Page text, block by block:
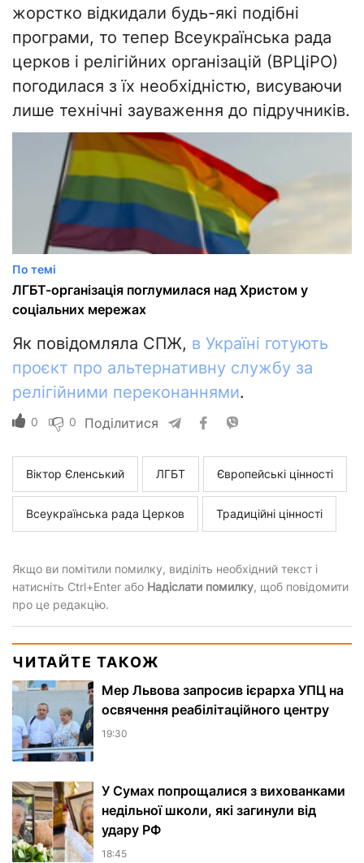
жорстко відкидали будь-які подібні
програми, то тепер Всеукраїнська рада
церков і релігійних організацій (ВРЦіРО)
погодилася з їх необхідністю, висуваючи
лише технічні зауваження до підручників.
По темі
ЛГБТ-організація поглумилася над Христом у
соціальних мережах
Як повідомляла СПЖ, в Україні готують
проєкт про альтернативну службу за
релігійними переконаннями.
0 0 Поділитися
Віктор Єленський ЛГБТ Європейські цінності
Всеукраїнська рада Церков Традиційні цінності
Якщо ви помітили помилку, виділіть необхідний текст і
натисніть Ctrl+Enter або Надіслати помилку, щоб повідомити
про це редакцію.
ЧИТАЙТЕ ТАКОЖ
Мер Львова запросив ієрарха УПЦ на
освячення реабілітаційного центру
19:30
У Сумах попрощалися з вихованками
недільної школи, які загинули від
удару РФ
18:45